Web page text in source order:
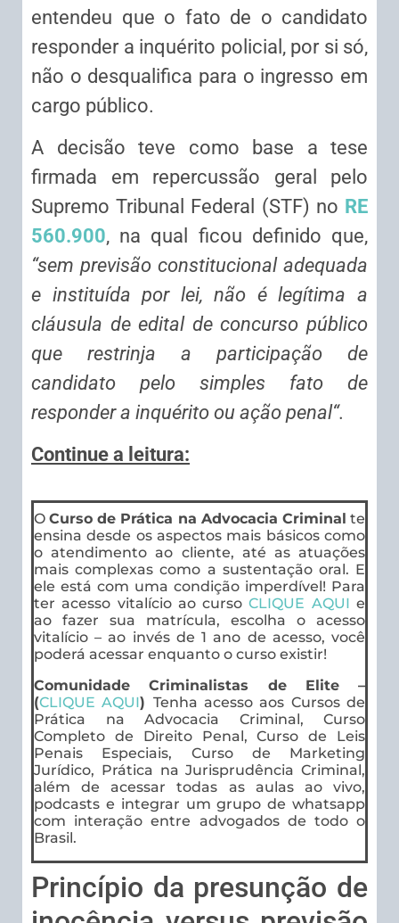
entendeu que o fato de o candidato
responder a inquérito policial, por si só,
não o desqualifica para o ingresso em
cargo público.
A decisão teve como base a tese
firmada em repercussão geral pelo
Supremo Tribunal Federal (STF) no RE
560.900, na qual ficou definido que,
“sem previsão constitucional adequada
e instituída por lei, não é legítima a
cláusula de edital de concurso público
que restrinja a participação de
candidato pelo simples fato de
responder a inquérito ou ação penal“.
Continue a leitura:
OCurso de Prática na Advocacia Criminal te
ensina desde os aspectos mais básicos como
o atendimento ao cliente, até as atuações
mais complexas como a sustentação oral. E
ele está com uma condição imperdível! Para
ter acesso vitalício ao cursoCLIQUE AQUI e
ao fazer sua matrícula, escolha o acesso
vitalício – ao invés de 1 ano de acesso, você
poderá acessar enquanto o curso existir!
Comunidade Criminalistas de Elite –
(CLIQUE AQUI) Tenha acesso aos Cursos de
Prática na Advocacia Criminal, Curso
Completo de Direito Penal, Curso de Leis
Penais Especiais, Curso de Marketing
Jurídico, Prática na Jurisprudência Criminal,
além de acessar todas as aulas ao vivo,
podcasts e integrar um grupo de whatsapp
com interação entre advogados de todo o
Brasil.
Princípio da presunção de